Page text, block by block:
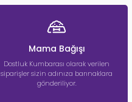
Mama Bağışı
Dostluk Kumbarası olarak verilen
siparişler sizin adınıza barınaklara
gönderiliyor.